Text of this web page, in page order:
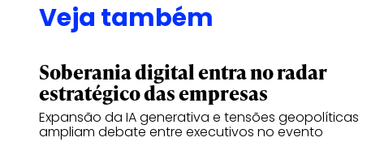
Veja também
Soberania digital entra no radar
estratégico das empresas
Expansão da IA generativa e tensões geopolíticas
ampliam debate entre executivos no evento